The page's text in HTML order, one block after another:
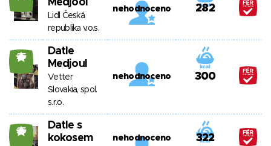
Medjool
Lidl Česká
republika v.o.s.
nehodnoceno 282
25
Datle
Medjoul
Vetter
Slovakia, spol.
s.r.o.
nehodnoceno 300
25
Datle s
kokosem
nehodnoceno 322